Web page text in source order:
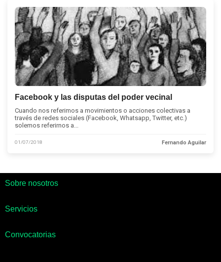
Facebook y las disputas del poder vecinal
Cuando nos referimos a movimientos o acciones colectivas a
través de redes sociales (Facebook, Whatsapp, Twitter, etc.)
solemos referirnos a...
01/07/2018 Fernando Aguilar
Sobre nosotros
Servicios
Convocatorias